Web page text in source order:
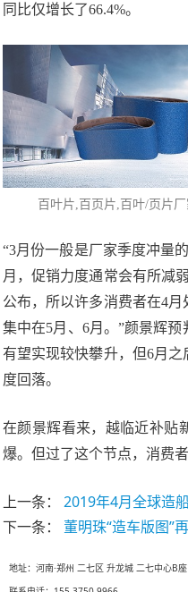
同比仅增长了66.4%。
百叶片, 百页片,百叶/页片
“3月份一般是厂家季度冲量
月，促销力度通常会有所减
公布，所以许多消费者在4
集中在5月、6月。”颜景辉
有望实现较快攀升，但6月
度回落。
在颜景辉看来，越临近补贴
爆。但过了这个节点，消费
上一条：
2019年4月全球造
下一条：
董明珠“造车版图”
地址：河南·郑州 二七区 升龙城 二七中心B